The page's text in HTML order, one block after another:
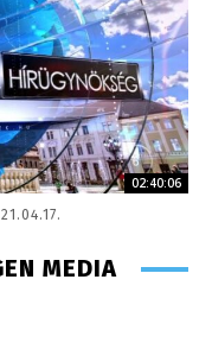
02:40:06
MEDIA